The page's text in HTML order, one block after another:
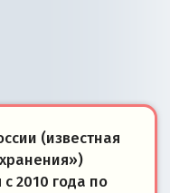
(известная
2010 года по